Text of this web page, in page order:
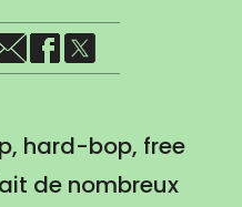
hard-bop, free
de nombreux